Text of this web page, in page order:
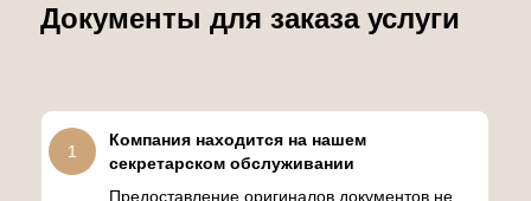
Документы для заказа услуги
Компания находится на нашем
секретарском обслуживании
1
Предоставление оригиналов документов не